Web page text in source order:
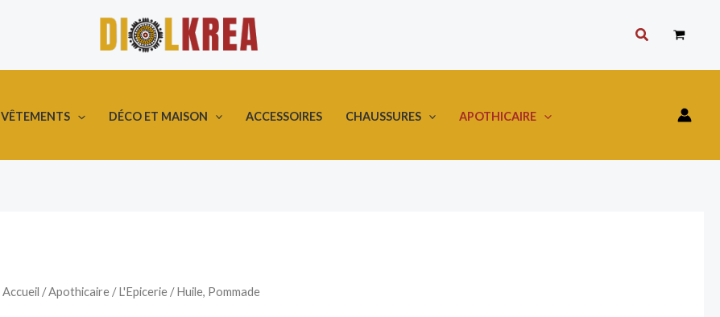
Rechercher
VÊTEMENTS DÉCO ET MAISON ACCESSOIRES CHAUSSURES APOTHICAIRE
Accueil /Apothicaire/L'Epicerie/ Huile, Pommade